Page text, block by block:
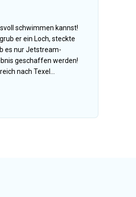
schwimmen kannst!
er ein Loch, steckte
es nur Jetstream-
geschaffen werden!
nach Texel...